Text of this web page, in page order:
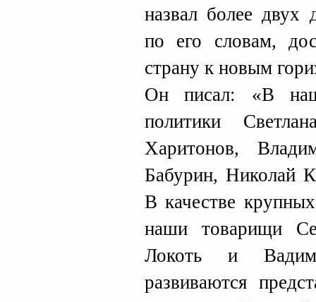
назвал более двух
по его словам,
страну к новым
Он писал: «В
политики
Харитонов,
Бабурин, Николай
В качестве
наши товарищи
Локоть и
развиваются